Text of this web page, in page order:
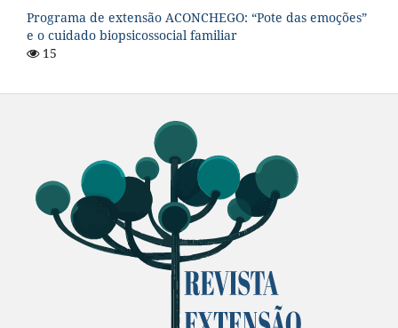
Programa de extensão ACONCHEGO: “Pote das emoções”
e o cuidado biopsicossocial familiar
15